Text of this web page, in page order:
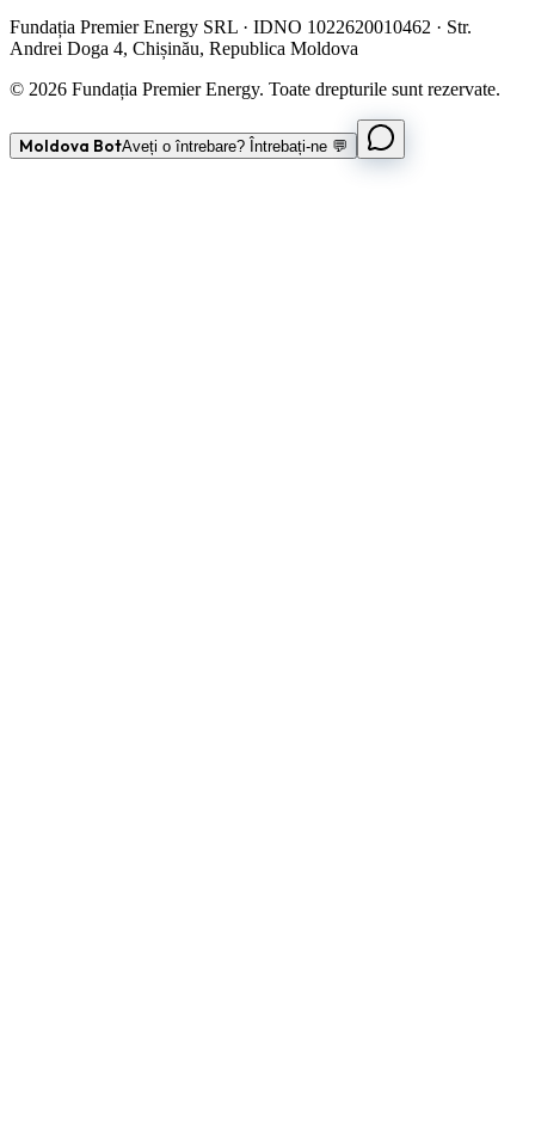
Fundația Premier Energy SRL · IDNO 1022620010462 · Str.
Andrei Doga 4, Chișinău, Republica Moldova
© 2026 Fundația Premier Energy. Toate drepturile sunt rezervate.
Moldova BotAveți o întrebare? Întrebați-ne 💬